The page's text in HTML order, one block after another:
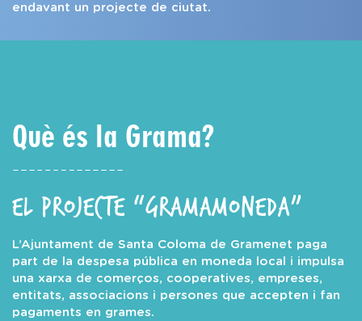
endavant un projecte de ciutat.
Què és la Grama?
El projecte “gramamoneda”
L’Ajuntament de Santa Coloma de Gramenet paga
part de la despesa pública en moneda local i impulsa
una xarxa de comerços, cooperatives, empreses,
entitats, associacions i persones que accepten i fan
pagaments en grames.